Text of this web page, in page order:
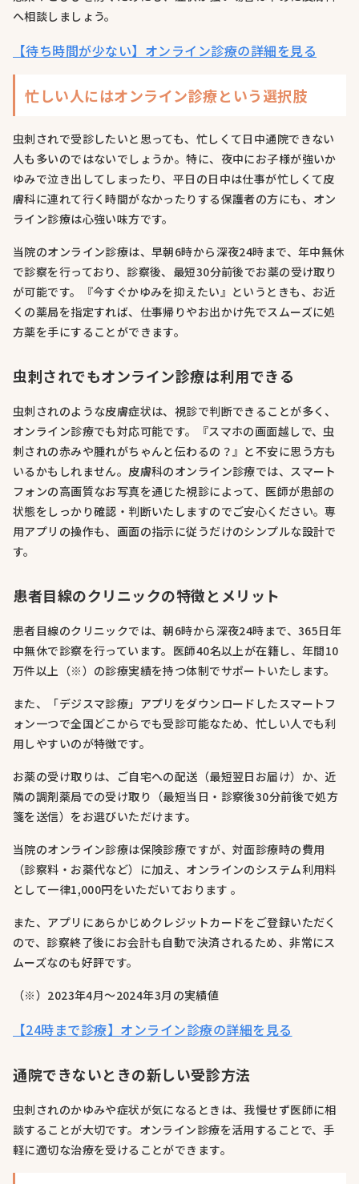
へ相談しましょう。
【待ち時間が少ない】オンライン診療の詳細を見る
忙しい人にはオンライン診療という選択肢
虫刺されで受診したいと思っても、忙しくて日中通院できない
人も多いのではないでしょうか。特に、夜中にお子様が強いか
ゆみで泣き出してしまったり、平日の日中は仕事が忙しくて皮
膚科に連れて行く時間がなかったりする保護者の方にも、オン
ライン診療は心強い味方です。
当院のオンライン診療は、早朝6時から深夜24時まで、年中無休
で診察を行っており、診察後、最短30分前後でお薬の受け取り
が可能です。『今すぐかゆみを抑えたい』というときも、お近
くの薬局を指定すれば、仕事帰りやお出かけ先でスムーズに処
方薬を手にすることができます。
虫刺されでもオンライン診療は利用できる
虫刺されのような皮膚症状は、視診で判断できることが多く、
オンライン診療でも対応可能です。『スマホの画面越しで、虫
刺されの赤みや腫れがちゃんと伝わるの？』と不安に思う方も
いるかもしれません。皮膚科のオンライン診療では、スマート
フォンの高画質なお写真を通じた視診によって、医師が患部の
状態をしっかり確認・判断いたしますのでご安心ください。専
用アプリの操作も、画面の指示に従うだけのシンプルな設計で
す。
患者目線のクリニックの特徴とメリット
患者目線のクリニックでは、朝6時から深夜24時まで、365日年
中無休で診察を行っています。医師40名以上が在籍し、年間10
万件以上（※）の診療実績を持つ体制でサポートいたします。
また、「デジスマ診療」アプリをダウンロードしたスマートフ
ォン一つで全国どこからでも受診可能なため、忙しい人でも利
用しやすいのが特徴です。
お薬の受け取りは、ご自宅への配送（最短翌日お届け）か、近
隣の調剤薬局での受け取り（最短当日・診察後30分前後で処方
箋を送信）をお選びいただけます。
当院のオンライン診療は保険診療ですが、対面診療時の費用
（診察料・お薬代など）に加え、オンラインのシステム利用料
として一律1,000円をいただいております 。
また、アプリにあらかじめクレジットカードをご登録いただく
ので、診察終了後にお会計も自動で決済されるため、非常にス
ムーズなのも好評です。
（※）2023年4月～2024年3月の実績値
【24時まで診療】オンライン診療の詳細を見る
通院できないときの新しい受診方法
虫刺されのかゆみや症状が気になるときは、我慢せず医師に相
談することが大切です。オンライン診療を活用することで、手
軽に適切な治療を受けることができます。